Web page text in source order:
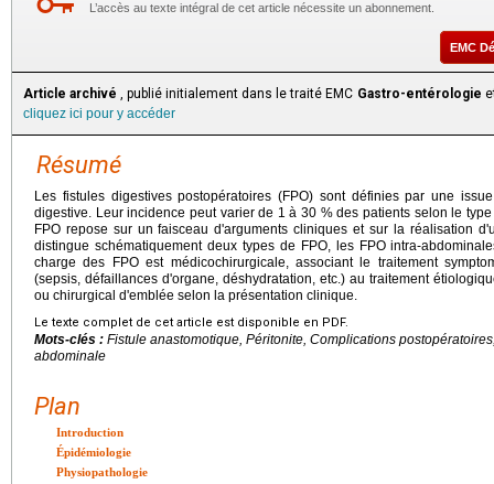
L’accès au texte intégral de cet article nécessite un abonnement.
EMC
Article archivé , publié initialement dans le traité EMC Gastro-entérologie
cliquez ici pour y accéder
Résumé
Les fistules digestives postopératoires (FPO) sont définies par une
digestive. Leur incidence peut varier de 1 à 30 % des patients selon le
FPO repose sur un faisceau d'arguments cliniques et sur la réalisation
distingue schématiquement deux types de FPO, les FPO intra-
charge des FPO est médicochirurgicale, associant le traitement
(sepsis, défaillances d'organe, déshydratation, etc.) au traitement
ou chirurgical d'emblée selon la présentation clinique.
Le texte complet de cet article est disponible en PDF.
Mots-clés : Fistule anastomotique, Péritonite, Complications
abdominale
Plan
Introduction
Épidémiologie
Physiopathologie